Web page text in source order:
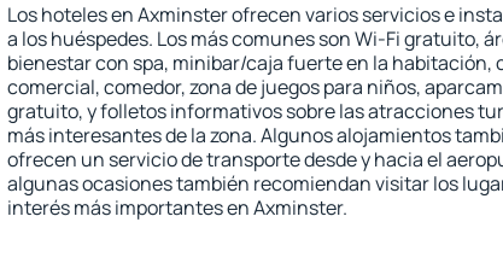
Los hoteles en Axminster ofrecen varios servicios e
a los huéspedes. Los más comunes son Wi-Fi gratuito,
bienestar con spa, minibar/caja fuerte en la habitación,
comercial, comedor, zona de juegos para niños,
gratuito, y folletos informativos sobre las atracciones
más interesantes de la zona. Algunos alojamientos
ofrecen un servicio de transporte desde y hacia el
algunas ocasiones también recomiendan visitar los
interés más importantes en Axminster.